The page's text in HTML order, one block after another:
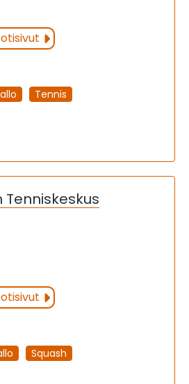
Tennis
Squash